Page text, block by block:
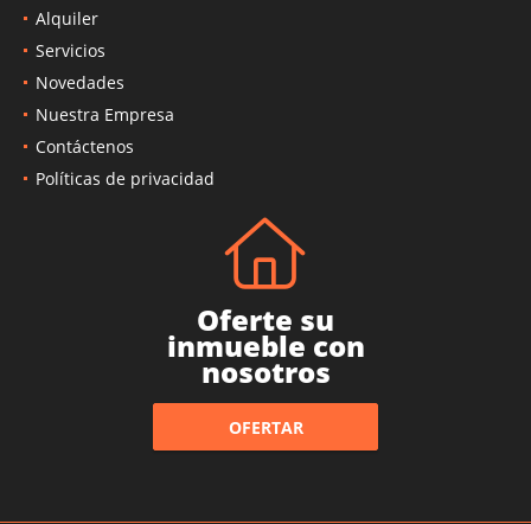
Alquiler
Servicios
Novedades
Nuestra Empresa
Contáctenos
Políticas de privacidad
Oferte su
inmueble con
nosotros
OFERTAR